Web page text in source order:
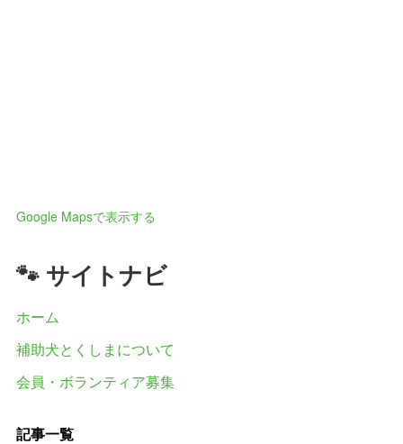
Google Mapsで表示する
🐾 サイトナビ
ホーム
補助犬とくしまについて
会員・ボランティア募集
記事一覧